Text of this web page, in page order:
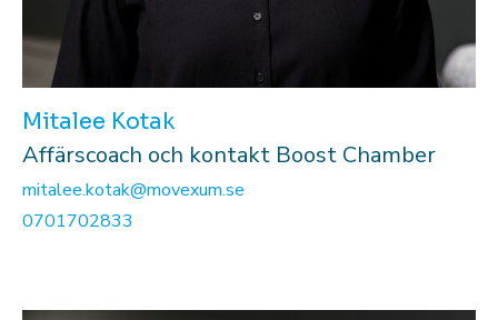
Mitalee Kotak
Affärscoach och kontakt Boost Chamber
mitalee.kotak@movexum.se
0701702833